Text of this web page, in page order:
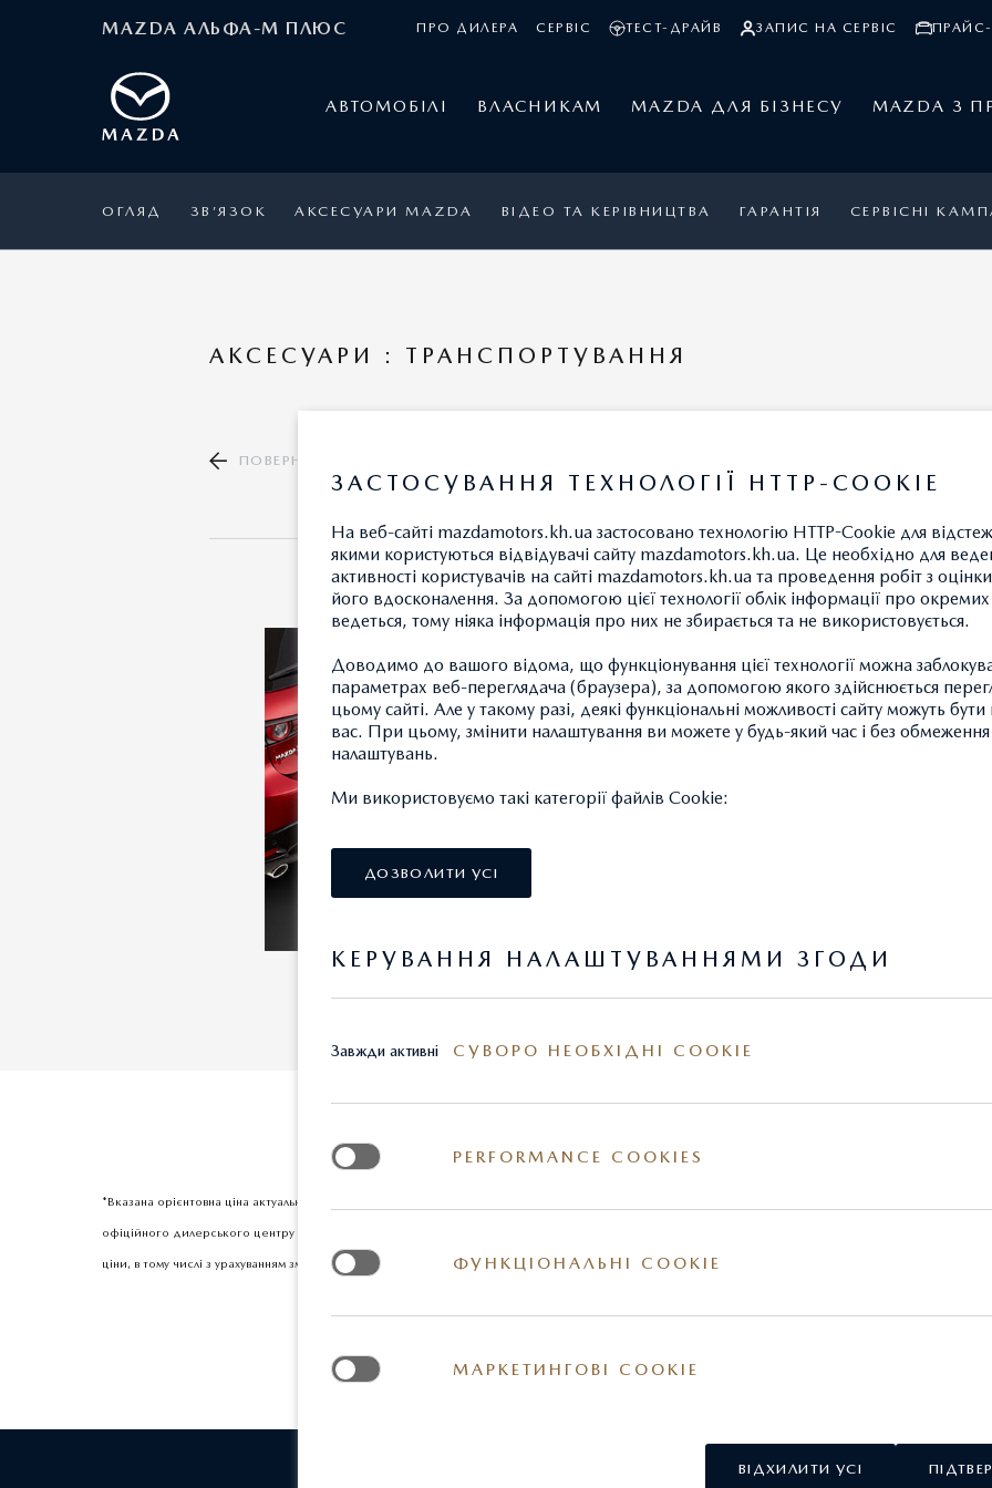
MAZDA АЛЬФА-М ПЛЮС ПРО ДИЛЕРА СЕРВІС ТЕСТ-ДРАЙВ ЗАПИС НА СЕРВІС ПРАЙС-
АВТОМОБІЛІ ВЛАСНИКАМ MAZDA ДЛЯ БІЗНЕСУ MAZDA З
ОГЛЯД ЗВ’ЯЗОК АКСЕСУАРИ MAZDA ВІДЕО ТА КЕРІВНИЦТВА ГАРАНТІЯ СЕРВІСНІ
АКСЕСУАРИ : ТРАНСПОРТУВАННЯ
ПОВЕРНУТИСЯ ДО КАТАЛОГУ АКСЕСУАРІВ
КРІПЛЕННЯ ДЛЯ
43 685,51 ГРН.*
Кріплення на фаркоп,
утримувати 2 велосипеди та
типами рами та розміром
кг (до 25 кг на один
*Вказана орієнтовна ціна актуальна на момент оновлення інформації на сайті. За більш детальною інформацією стосовно вартості та наявності
офіційного дилерського центру Mazda. Реальні кольори та деякі зовнішні та / або внутрішні елементи обладнання можуть відрізнятись.
ціни, в тому числі з урахуванням змін міжбанківського курсу долару США.
ЗАСТОСУВАННЯ ТЕХНОЛОГІЇ HTTP-COOKIE
На веб-сайті mazdamotors.kh.ua застосовано технологію HTTP-Cookie для
якими користуються відвідувачі сайту mazdamotors.kh.ua. Це необхідно для
активності користувачів на сайті mazdamotors.kh.ua та проведення робіт з
його вдосконалення. За допомогою цієї технології облік інформації про окремих
ведеться, тому ніяка інформація про них не збирається та не використовується.
Доводимо до вашого відома, що функціонування цієї технології можна
параметрах веб-переглядача (браузера), за допомогою якого здійснюється
цьому сайті. Але у такому разі, деякі функціональні можливості сайту можуть
вас. При цьому, змінити налаштування ви можете у будь-який час і без обмеження
налаштувань.
Ми використовуємо такі категорії файлів Cookie:
ДОЗВОЛИТИ УСІ
КЕРУВАННЯ НАЛАШТУВАННЯМИ ЗГОДИ
Завжди активні СУВОРО НЕОБХІДНІ COOKIE
PERFORMANCE COOKIES
ФУНКЦІОНАЛЬНІ COOKIE
МАРКЕТИНГОВІ COOKIE
ВІДХИЛИТИ УСІ